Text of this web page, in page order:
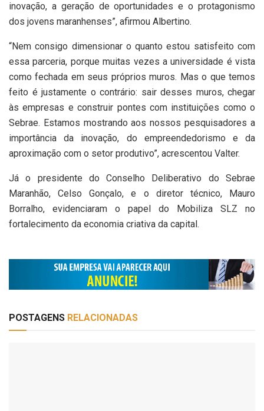
inovação, a geração de oportunidades e o protagonismo
dos jovens maranhenses”, afirmou Albertino.
“Nem consigo dimensionar o quanto estou satisfeito com
essa parceria, porque muitas vezes a universidade é vista
como fechada em seus próprios muros. Mas o que temos
feito é justamente o contrário: sair desses muros, chegar
às empresas e construir pontes com instituições como o
Sebrae. Estamos mostrando aos nossos pesquisadores a
importância da inovação, do empreendedorismo e da
aproximação com o setor produtivo”, acrescentou Valter.
Já o presidente do Conselho Deliberativo do Sebrae
Maranhão, Celso Gonçalo, e o diretor técnico, Mauro
Borralho, evidenciaram o papel do Mobiliza SLZ no
fortalecimento da economia criativa da capital.
POSTAGENS RELACIONADAS